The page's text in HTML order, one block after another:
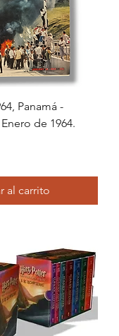
Panamá -
de 1964.
al carrito